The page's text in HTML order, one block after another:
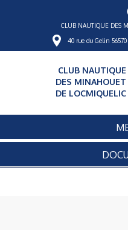
CLUB NAUTIQUE DES
40 rue du Gelin 56570
CLUB NAUTIQUE
DES MINAHOUET
DE LOCMIQUELIC